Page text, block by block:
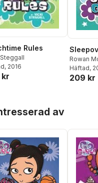
Rules
, 2016
kr
Rowan
Häftad,
209 kr
av